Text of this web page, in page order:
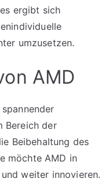
ergibt sich
umzusetzen.
AMD
Bereich der
Beibehaltung des
möchte AMD in
weiter innovieren.